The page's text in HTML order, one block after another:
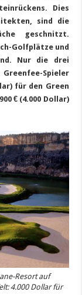
Dies
sind die
geschnitzt.
Golfplätze und
Nur die drei
Spieler
für den Green
€ (4.000 Dollar)
Resort auf
4.000 Dollar für